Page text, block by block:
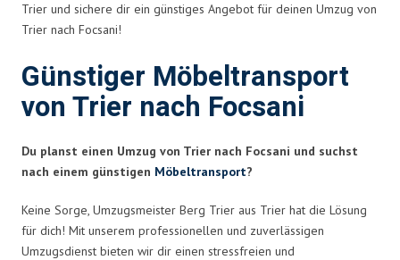
Trier und sichere dir ein günstiges Angebot für deinen Umzug von
Trier nach Focsani!
Günstiger Möbeltransport
von Trier nach Focsani
Du planst einen Umzug von Trier nach Focsani und suchst
nach einem günstigen Möbeltransport?
Keine Sorge, Umzugsmeister Berg Trier aus Trier hat die Lösung
für dich! Mit unserem professionellen und zuverlässigen
Umzugsdienst bieten wir dir einen stressfreien und